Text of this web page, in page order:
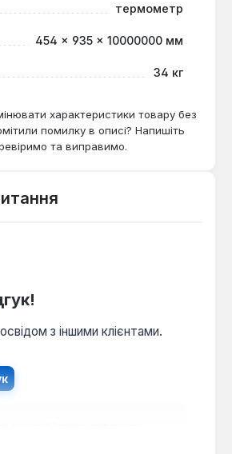
термометр
454 × 935 × 10000000 мм
34 кг
характеристики товару без
помилку в описі? Напишіть
та виправимо.
з іншими клієнтами.